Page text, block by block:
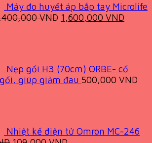
Máy đo huyết áp bắp tay Microlife
VND Original
1,600,000 VND
Nẹp gối H3 (70cm) ORBE- cố
giúp giảm đau 500,000 VND
Nhiệt kế điện tử Omron MC-246